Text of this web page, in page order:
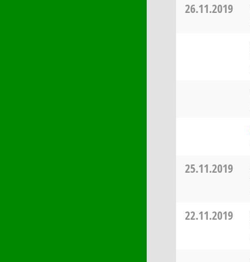
26.11.2019
25.11.2019
22.11.2019